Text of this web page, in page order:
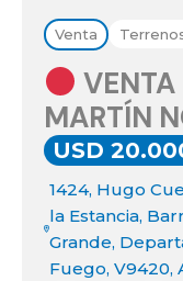
Venta
MARTÍN
USD
1424, Hugo
la Estancia,
Grande,
Fuego, V9420,